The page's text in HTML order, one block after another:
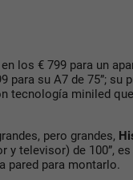
los € 799 para un
para su A7 de 75”; su
tecnología miniled
pero grandes,
y televisor) de 100”,
pared para montarlo.